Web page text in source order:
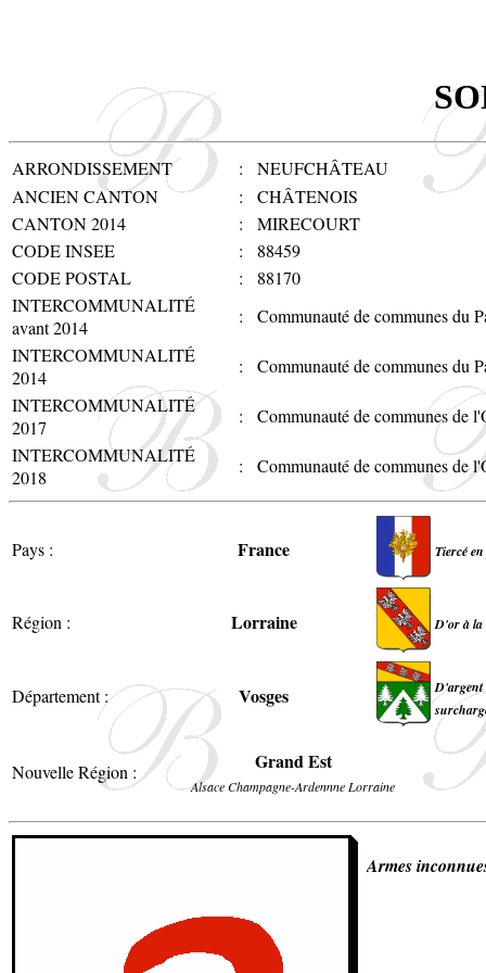
ARRONDISSEMENT :
NEUFCHÂTEAU
ANCIEN CANTON
:
CHÂTENOIS
CANTON 2014
:
MIRECOURT
CODE INSEE
:
88459
CODE POSTAL
:
88170
INTERCOMMUNALITÉ
avant 2014
:
Communauté de communes du
INTERCOMMUNALITÉ
2014
:
Communauté de communes du
INTERCOMMUNALITÉ
2017
:
Communauté de communes de
INTERCOMMUNALITÉ
2018
: Communauté de communes de
Pays : France Tiercé
Région : Lorraine D'or à la
Département : Vosges
Nouvelle Région : Grand Est
Alsace Champagne-Ardennne Lorraine
Armes